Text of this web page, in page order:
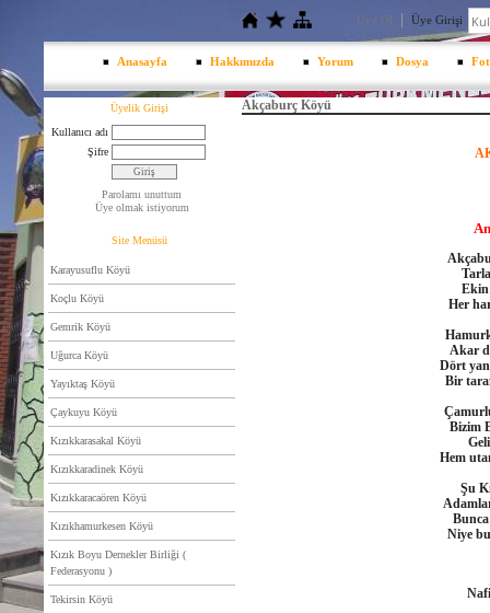
Üye Ol Üye Girişi
Anasayfa Hakkımızda Yorum Dosya
Üyelik Girişi
Kullanıcı adı
Şifre
Parolamı unuttum
Üye olmak istiyorum
Site Menüsü
Karayusuflu Köyü
Koçlu Köyü
Gemrik Köyü
Uğurca Köyü
Yayıktaş Köyü
Çaykuyu Köyü
Kızıkkarasakal Köyü
Kızıkkaradinek Köyü
Kızıkkaracaören Köyü
Kızıkhamurkesen Köyü
Kızık Boyu Dernekler Birliği (
Federasyonu )
Tekirsin Köyü
Akçaburç Köyü
Ekin
Her
Akar
Dört
Bir
Bizim
Hem
Şu
Niye